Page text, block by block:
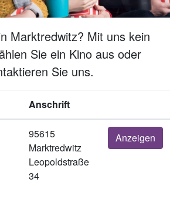
Marktredwitz? Mit uns kein
Sie ein Kino aus oder
Sie uns.
Anschrift
95615
Marktredwitz
Leopoldstraße
34
Anzeigen